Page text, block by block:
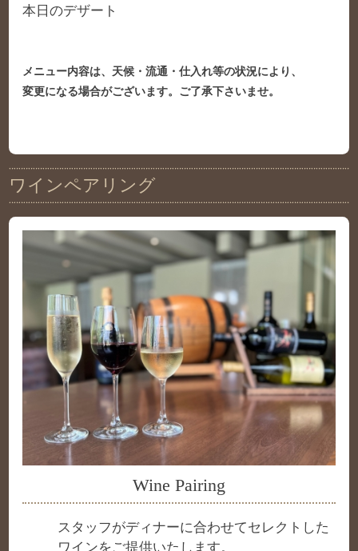
本日のデザート
メニュー内容は、天候・流通・仕入れ等の状況により、
変更になる場合がございます。ご了承下さいませ。
ワインペアリング
Wine Pairing
スタッフがディナーに合わせてセレクトした
ワインをご提供いたします。